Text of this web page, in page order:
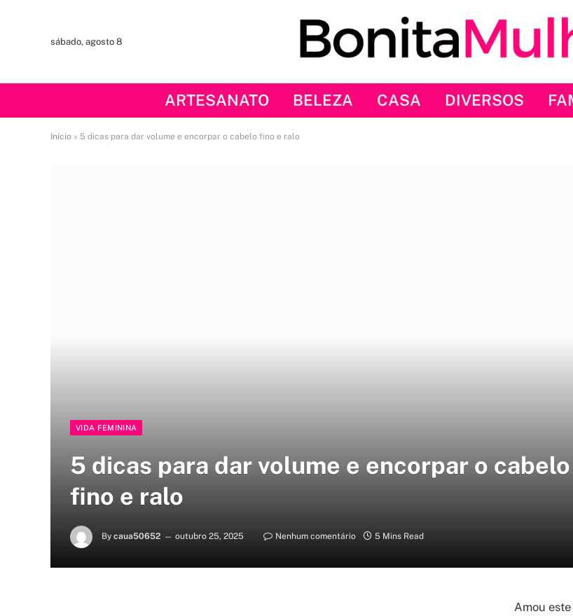
sábado, agosto 8
ARTESANATO BELEZA CASA DIVERSOS
Início » 5 dicas para dar volume e encorpar o cabelo fino e ralo
VIDA FEMININA
5 dicas para dar volume e encorpar o cabelo
fino e ralo
By caua50652 outubro 25, 2025 Nenhum comentário 5 Mins Read
Amou